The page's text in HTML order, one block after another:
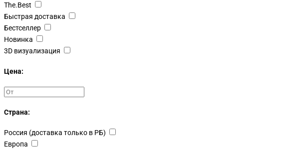
The.Best
Быстрая доставка
Бестселлер
Новинка
3D визуализация
Цена:
Страна:
Россия (доставка только в РБ)
Европа